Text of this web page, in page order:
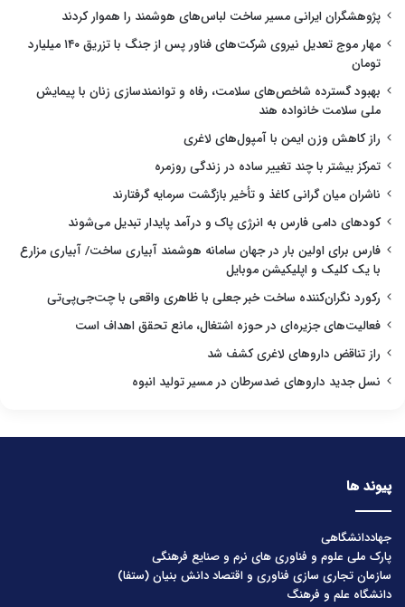
پژوهشگران ایرانی مسیر ساخت لباس‌های هوشمند را هموار کردند
مهار موج تعدیل نیروی شرکت‌های فناور پس از جنگ با تزریق ۱۴۰ میلیارد
تومان
بهبود گسترده شاخص‌های سلامت، رفاه و توانمندسازی زنان با پیمایش
ملی سلامت خانواده هند
راز کاهش وزن ایمن با آمپول‌های لاغری
تمرکز بیشتر با چند تغییر ساده در زندگی روزمره
ناشران میان گرانی کاغذ و تأخیر بازگشت سرمایه گرفتارند
کودهای دامی فارس به انرژی پاک و درآمد پایدار تبدیل می‌شوند
فارس برای اولین بار در جهان سامانه هوشمند آبیاری ساخت/ آبیاری مزارع
با یک کلیک و اپلیکیشن موبایل
رکورد نگران‌کننده ساخت خبر جعلی با ظاهری واقعی با چت‌جی‌پی‌تی
فعالیت‌های جزیره‌ای در حوزه اشتغال، مانع تحقق اهداف است
راز تناقض داروهای لاغری کشف شد
نسل جدید داروهای ضدسرطان در مسیر تولید انبوه
پیوند ها
جهاددانشگاهی
پارک ملی علوم و فناوری های نرم و صنایع فرهنگی
سازمان تجاری سازی فناوری و اقتصاد دانش بنیان (ستفا)
دانشگاه علم و فرهنگ